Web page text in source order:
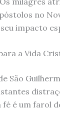
no
impacto
a Vida
São
é um farol